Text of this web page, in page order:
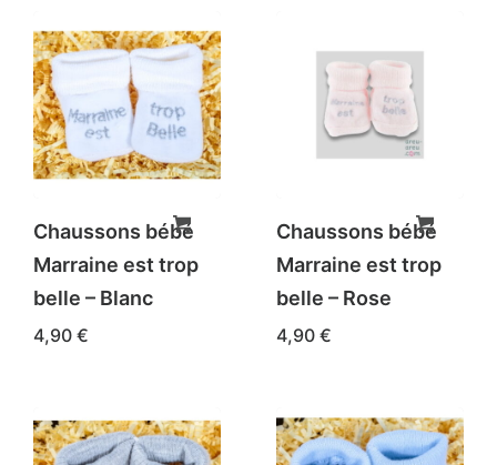
a
plusieurs
variations.
Les
options
être
la
page
plusieurs
variations.
options
être
la
page
Chaussons bébé
Marraine est trop
belle – Blanc
4,90 €
Chaussons bébé
Marraine est trop
belle – Rose
4,90 €